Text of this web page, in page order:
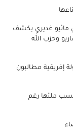
ماثيو غديري يكشف
وحزب الله
الدخول للولايات المتحدة: مواطنو 30 دولة إفريقية مطالبون
ملئها رغم